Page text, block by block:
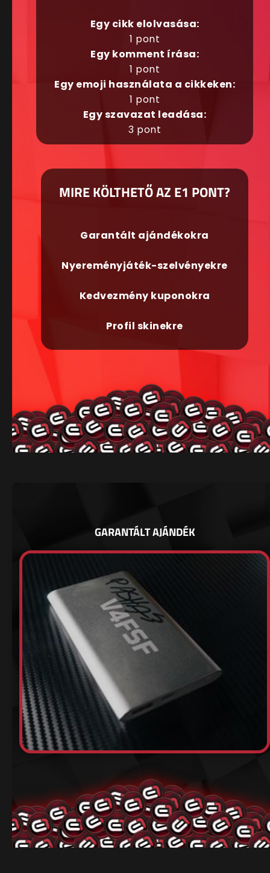
Egy cikk elolvasása:
1 pont
Egy komment írása:
1 pont
Egy emoji használata a cikkeken:
1 pont
Egy szavazat leadása:
3 pont
MIRE KÖLTHETŐ AZ E1 PONT?
Garantált ajándékokra
Nyereményjáték-szelvényekre
Kedvezmény kuponokra
Profil skinekre
GARANTÁLT AJÁNDÉK